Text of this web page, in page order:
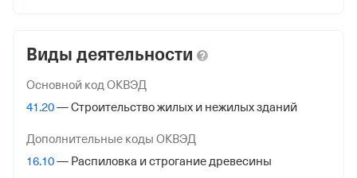
Дата регистрации
20 января 2016
Налоговая
Инспекция Федеральной Налоговой Службы по Верх-
Виды деятельности
Основной код ОКВЭД
41.20— Строительство жилых и нежилых зданий
Дополнительные коды ОКВЭД
16.10— Распиловка и строгание древесины